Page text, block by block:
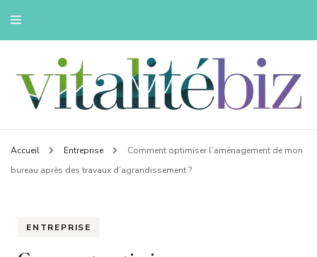
Vitalitebiz
Innovons pour une vie saine
Accueil Entreprise
Comment optimiser l’aménagement de mon
bureau après des travaux d’agrandissement ?
ENTREPRISE